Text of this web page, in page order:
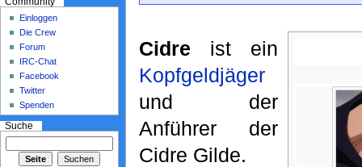
Cidre ist ein
Kopfgeldjäger
und der
Anführer der
Cidre Gilde.
Einloggen
Die Crew
Forum
IRC-Chat
Facebook
Twitter
Spenden
Suche